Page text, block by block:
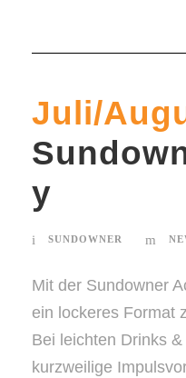
Juli/
y
SUNDOWNER
Mit der Sundowner
ein lockeres Format
Bei leichten Drinks
kurzweilige